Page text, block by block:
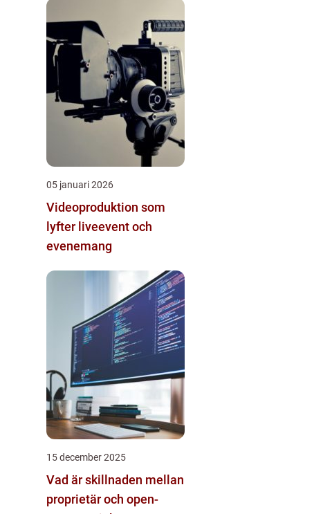
05 januari 2026
Videoproduktion som
lyfter liveevent och
evenemang
15 december 2025
Vad är skillnaden mellan
proprietär och open-